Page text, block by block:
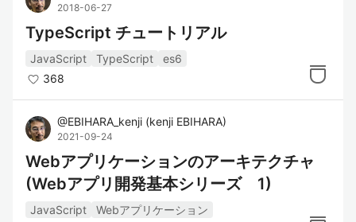
2018-06-27
TypeScript チュートリアル
JavaScript TypeScript
es6
368
@EBIHARA_kenji (kenji EBIHARA)
2021-09-24
Webアプリケーションのアーキテクチャ
(Webアプリ開発基本シリーズ 1)
JavaScript
Webアプリケーション